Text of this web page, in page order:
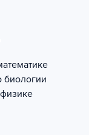
биологии